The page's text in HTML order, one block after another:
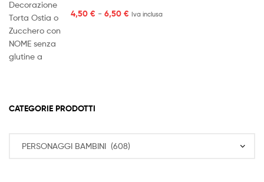
4,50 € - 6,50 € Fascia
Iva inclusa
CATEGORIE PRODOTTI